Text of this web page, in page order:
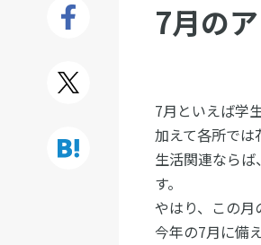
7月の
7月といえば学
加えて各所では
生活関連なら
す。
やはり、この月
今年の7月に備